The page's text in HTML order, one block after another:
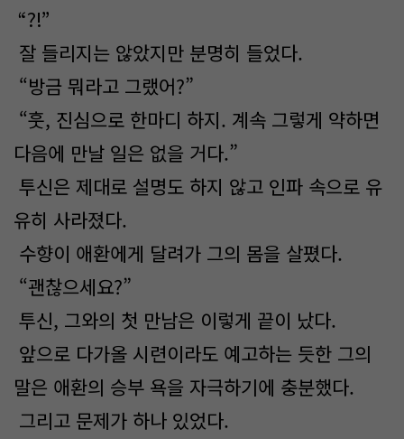
“?!”
잘 들리지는 않았지만 분명히 들었다.
“방금 뭐라고 그랬어?”
“훗, 진심으로 한마디 하지. 계속 그렇게 약하면
다음에 만날 일은 없을 거다.”
투신은 제대로 설명도 하지 않고 인파 속으로 유
유히 사라졌다.
수향이 애환에게 달려가 그의 몸을 살폈다.
“괜찮으세요?”
투신, 그와의 첫 만남은 이렇게 끝이 났다.
앞으로 다가올 시련이라도 예고하는 듯한 그의
말은 애환의 승부 욕을 자극하기에 충분했다.
그리고 문제가 하나 있었다.